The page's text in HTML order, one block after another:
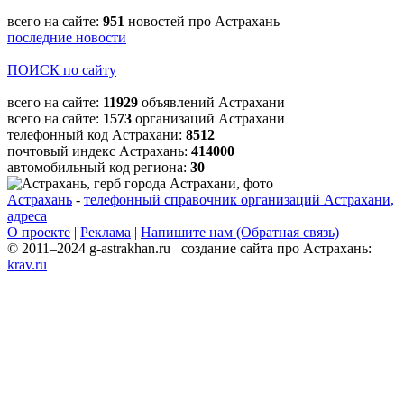
всего на сайте: 951 новостей про Астрахань
последние новости
ПОИСК по сайту
всего на сайте: 11929 объявлений Астрахани
всего на сайте: 1573 организаций Астрахани
телефонный код Астрахани: 8512
почтовый индекс Астрахань: 414000
автомобильный код региона: 30
Астрахань - телефонный справочник организаций Астрахани,
адреса
О проекте | Реклама | Напишите нам (Обратная связь)
© 2011–2024 g-astrakhan.ru создание сайта про Астрахань:
krav.ru